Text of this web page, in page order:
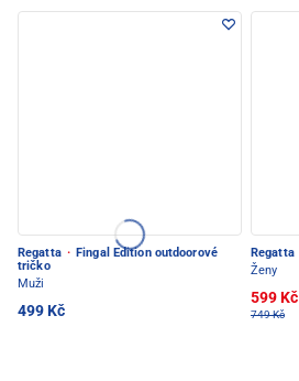
Regatta · Fingal Edition outdoorové
tričko
Muži
499 Kč
Regatta
Ženy
599 Kč
749 Kč